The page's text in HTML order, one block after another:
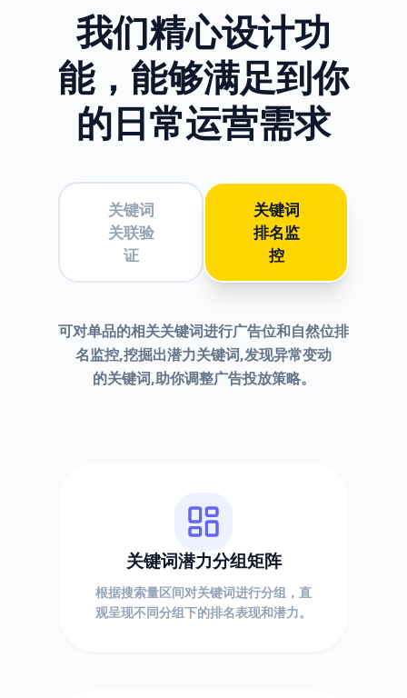
我们精心设计功
能， 能够满足到你
的日常运营需求
关键词
关联验
证
关键词
排名监
控
可对单品的相关关键词进行广告位和自然位排
名监控,挖掘出潜力关键词,发现异常变动
的关键词,助你调整广告投放策略。
关键词潜力分组矩阵
根据搜索量区间对关键词进行分组，直
观呈现不同分组下的排名表现和潜力。